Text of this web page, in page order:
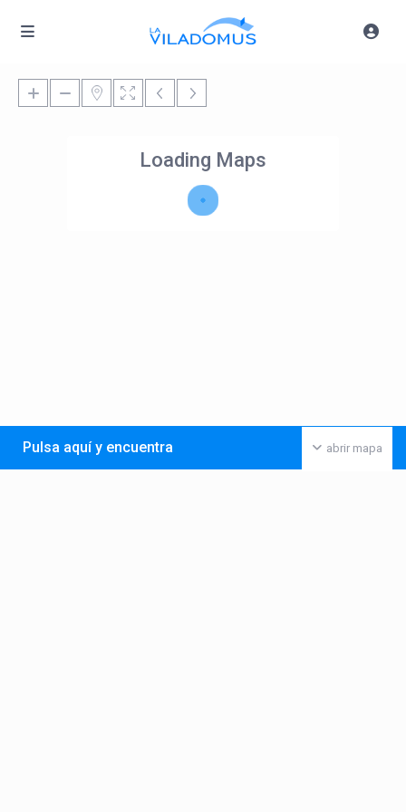
Loading Maps
abrir mapa
Pulsa aquí y encuentra